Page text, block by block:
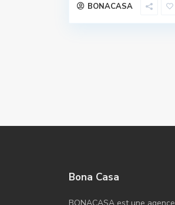
BONACASA
Bona Casa
BONACASA est une agence